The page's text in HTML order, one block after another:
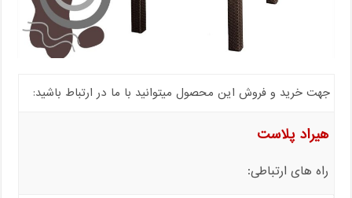
جهت خرید و فروش این محصول میتوانید با ما در ارتباط باشید:
هیراد پلاست
راه های ارتباطی: